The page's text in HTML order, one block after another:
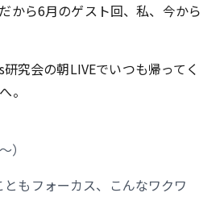
から6月のゲスト回、私、今から
究会の朝LIVEでいつも帰ってく
。
）
ともフォーカス、こんなワクワ